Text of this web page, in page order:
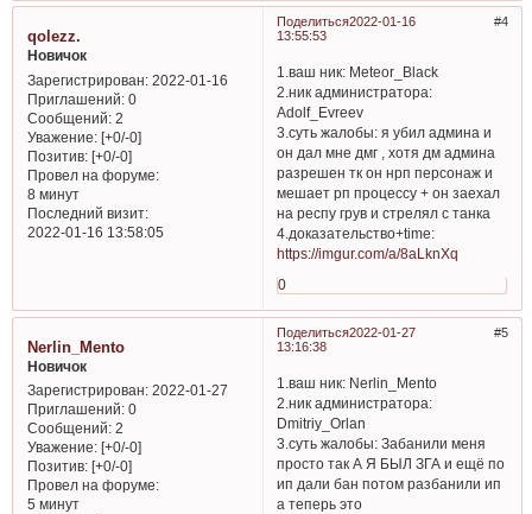
Поделиться 4
2022-01-16
13:55:53
qolezz.
Новичок
Зарегистрирован: 2022-01-16
Приглашений:0
Сообщений:2
Уважение: [+0/-0]
Позитив: [+0/-0]
Провел на форуме:
8 минут
Последний визит:
2022-01-16 13:58:05
1.ваш ник: Meteor_Black
2.ник администратора:
Adolf_Evreev
3.суть жалобы: я убил админа и
он дал мне дмг , хотя дм админа
разрешен тк он нрп персонаж и
мешает рп процессу + он заехал
на респу грув и стрелял с танка
4.доказательство+time:
https://imgur.com/a/8aLknXq
0
Поделиться 5
2022-01-27
13:16:38
Nerlin_Mento
Новичок
Зарегистрирован: 2022-01-27
Приглашений:0
Сообщений:2
Уважение: [+0/-0]
Позитив: [+0/-0]
Провел на форуме:
5 минут
1.ваш ник: Nerlin_Mento
2.ник администратора:
Dmitriy_Orlan
3.суть жалобы: Забанили меня
просто так А Я БЫЛ ЗГА и ещё по
ип дали бан потом разбанили ип
а теперь это